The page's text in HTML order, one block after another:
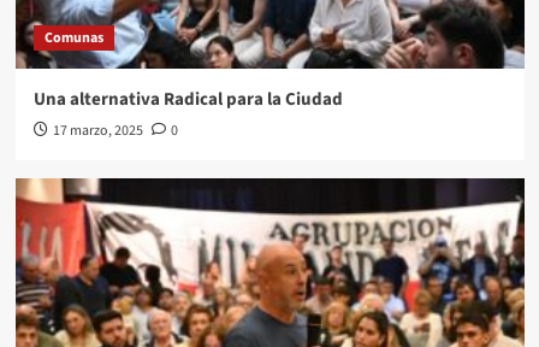
3
Covocatoria a las/os Convencionales de la
Ciudad de Buenos Aires a la reunión constitutiva
del cuerpo.
4
Prensa
5
Nota Principal Noticias NOVEDADES Prensa
Padrón UCR
Comunas
Una alternativa Radical para la Ciudad
17 marzo, 2025 0